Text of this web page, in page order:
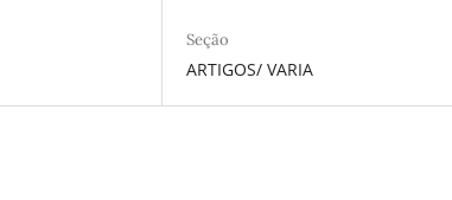
Seção
ARTIGOS/ VARIA